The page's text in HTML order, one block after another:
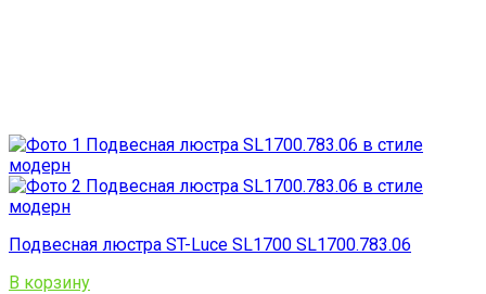
Подвесная люстра ST-Luce SL1700 SL1700.783.06
В корзину